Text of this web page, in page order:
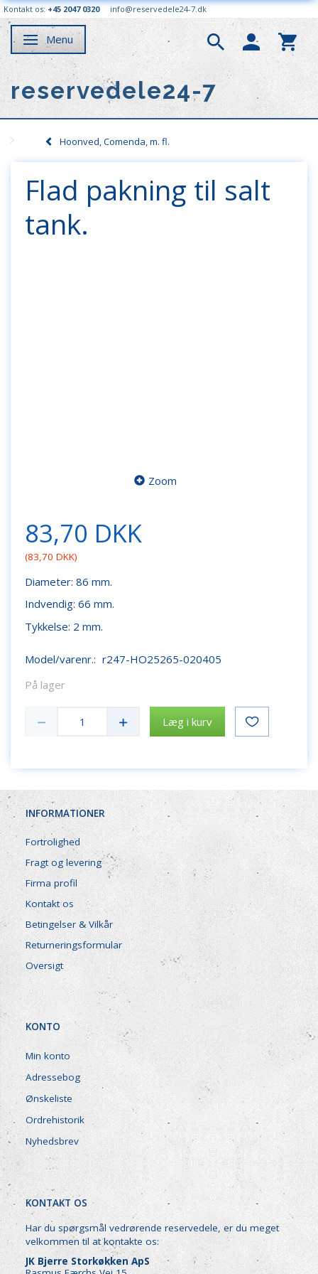
Kontakt os: +45 2047 0320 info@reservedele24-7.dk
Skifte navigation
Menu
reservedele24-7
Hoonved, Comenda, m. fl.
Flad pakning til salt
tank.
Zoom
83,70 DKK
(83,70 DKK)
Diameter: 86 mm.
Indvendig: 66 mm.
Tykkelse: 2 mm.
Model/varenr.: r247-HO25265-020405
På lager
Læg i kurv
INFORMATIONER
Fortrolighed
Fragt og levering
Firma profil
Kontakt os
Betingelser & Vilkår
Returneringsformular
Oversigt
KONTO
Min konto
Adressebog
Ønskeliste
Ordrehistorik
Nyhedsbrev
KONTAKT OS
Har du spørgsmål vedrørende reservedele, er du meget
velkommen til at kontakte os:
JK Bjerre Storkøkken ApS